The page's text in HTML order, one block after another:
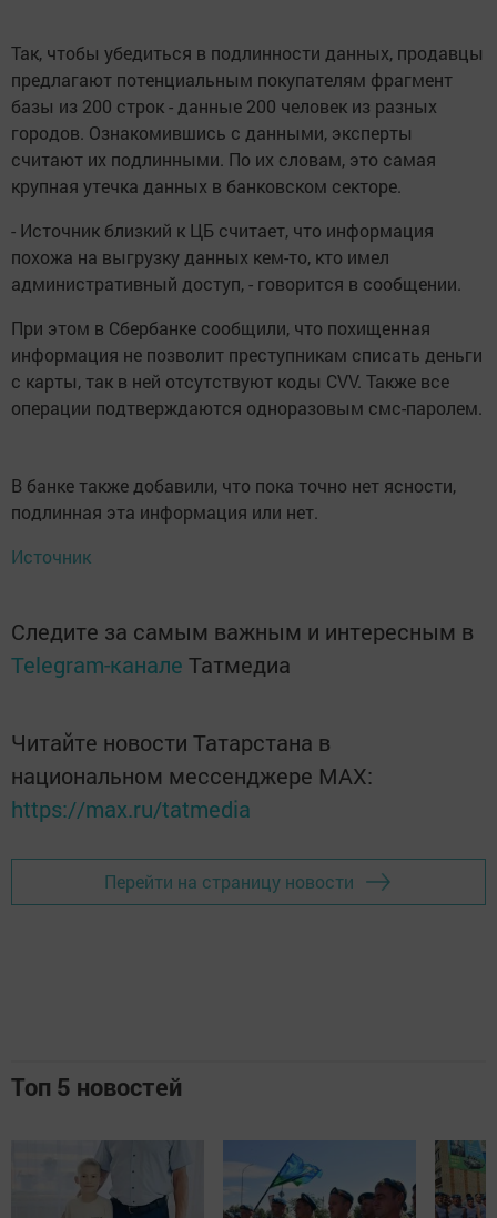
Так, чтобы убедиться в подлинности данных, продавцы
предлагают потенциальным покупателям фрагмент
базы из 200 строк - данные 200 человек из разных
городов. Ознакомившись с данными, эксперты
считают их подлинными. По их словам, это самая
крупная утечка данных в банковском секторе.
- Источник близкий к ЦБ считает, что информация
похожа на выгрузку данных кем-то, кто имел
административный доступ, - говорится в сообщении.
При этом в Сбербанке сообщили, что похищенная
информация не позволит преступникам списать деньги
с карты, так в ней отсутствуют коды CVV. Также все
операции подтверждаются одноразовым смс-паролем.
В банке также добавили, что пока точно нет ясности,
подлинная эта информация или нет.
Источник
Следите за самым важным и интересным в
Telegram-канале Татмедиа
Читайте новости Татарстана в
национальном мессенджере MАХ:
https://max.ru/tatmedia
Перейти на страницу новости
Топ 5 новостей